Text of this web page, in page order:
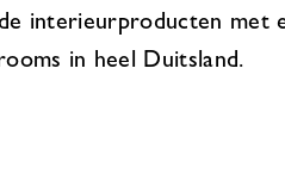
interieurproducten met
in heel Duitsland.